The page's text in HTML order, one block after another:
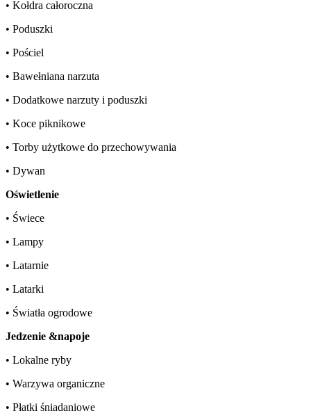
• Kołdra całoroczna
• Poduszki
• Pościel
• Bawełniana narzuta
• Dodatkowe narzuty i poduszki
• Koce piknikowe
• Torby użytkowe do przechowywania
• Dywan
Oświetlenie
• Świece
• Lampy
• Latarnie
• Latarki
• Światła ogrodowe
Jedzenie &napoje
• Lokalne ryby
• Warzywa organiczne
• Płatki śniadaniowe